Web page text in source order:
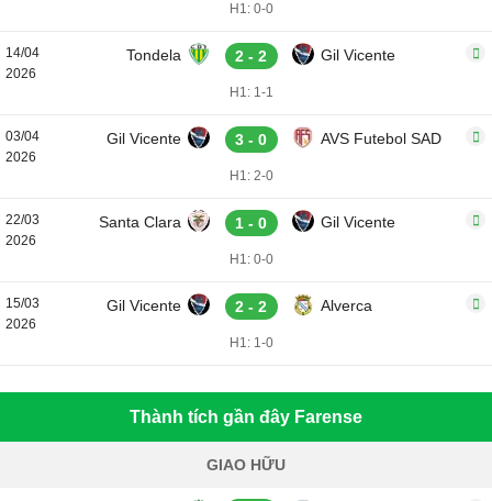
H1: 0-0
14/04
2026
Tondela 2 - 2 Gil Vicente
H1: 1-1
03/04
2026
Gil Vicente 3 - 0 AVS Futebol SAD
H1: 2-0
22/03
2026
Santa Clara 1 - 0 Gil Vicente
H1: 0-0
15/03
2026
Gil Vicente 2 - 2 Alverca
H1: 1-0
Thành tích gần đây Farense
GIAO HỮU